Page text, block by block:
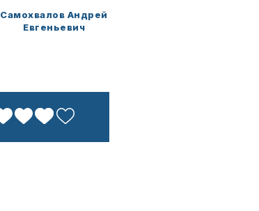
Самохвалов Андрей
Евгеньевич